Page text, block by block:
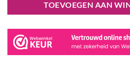
TOEVOEGEN AAN